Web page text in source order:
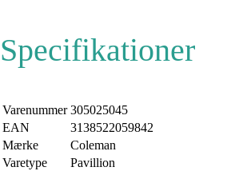
Specifikationer
Varenummer 305025045
EAN
3138522059842
Mærke
Coleman
Varetype
Pavillion